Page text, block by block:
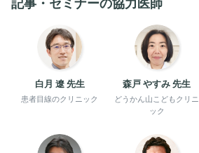
記事・セミナーの協力医師
白月 遼 先生
患者目線のクリニック
森戸 やすみ 先生
どうかん山こどもクリニ
ック